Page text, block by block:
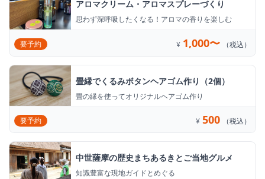
アロマクリーム・アロマスプレーづくり
思わず深呼吸したくなる！アロマの香りを楽しむ
要予約 ¥ 1,000〜 （税込）
畳縁でくるみボタンヘアゴム作り（2個）
畳の縁を使ってオリジナルヘアゴム作り
要予約 ¥ 500 （税込）
中世薩摩の歴史まちあるきとご当地グルメ
知識豊富な現地ガイドとめぐる